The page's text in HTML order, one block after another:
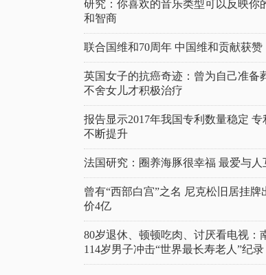
研究：你喜欢的音乐类型可以反映你
和智商
联合国维和70周年 中国维和贡献获赞
英国女子的抗癌奇迹：曾为自己准备
不舍女儿才积极治疗
报告显示2017年我国专利数量稳定 专
不断提升
法国研究：圈养海豚很幸福 最爱与人
曾有“西部白宫”之名 尼克松旧居挂牌
价4亿
80岁退休、顿顿吃肉、讨厌看电视：
114岁男子冲击“世界最长寿老人”纪录